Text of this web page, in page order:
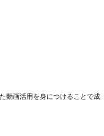
動画活用を身につけることで成